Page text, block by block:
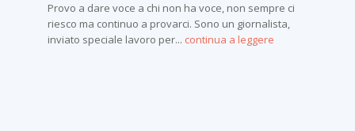
Provo a dare voce a chi non ha voce, non sempre ci
riesco ma continuo a provarci. Sono un giornalista,
inviato speciale lavoro per... continua a leggere